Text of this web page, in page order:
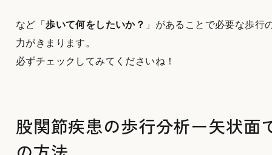
など「歩いて何をしたいか？ 」があることで必要な歩行
力がきまります。
必ずチェックしてみてくださいね！
股関節疾患の歩行分析ー矢状面